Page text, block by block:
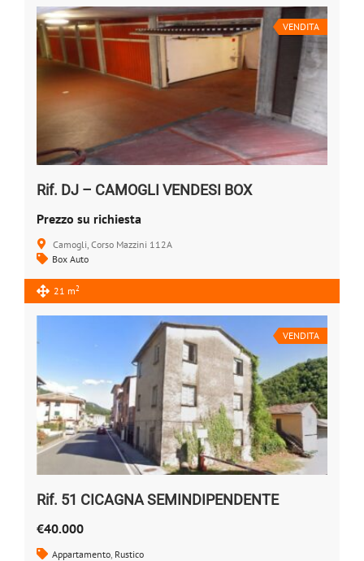
VENDITA
Rif. DJ – CAMOGLI VENDESI BOX
Prezzo su richiesta
Camogli, Corso Mazzini 112A
Box Auto
21 m2
VENDITA
Rif. 51 CICAGNA SEMINDIPENDENTE
€40.000
Appartamento Rustico